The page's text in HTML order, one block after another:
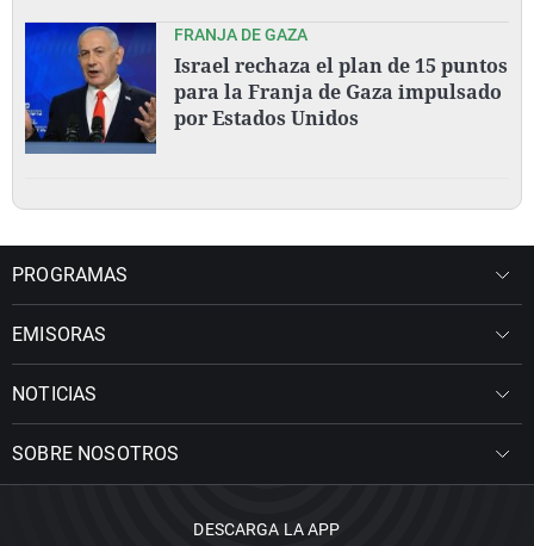
FRANJA DE GAZA
Israel rechaza el plan de 15 puntos
para la Franja de Gaza impulsado
por Estados Unidos
PROGRAMAS
EMISORAS
NOTICIAS
SOBRE NOSOTROS
DESCARGA LA APP